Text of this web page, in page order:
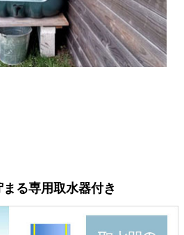
す。 ありがとうございました。
る専用取水器付き